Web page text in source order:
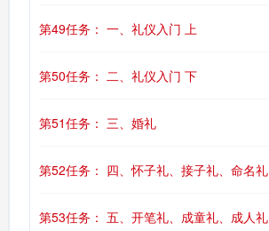
第49任务： 一、礼仪入门 上
第50任务： 二、礼仪入门 下
第51任务： 三、婚礼
第52任务： 四、怀子礼、接子礼、命名礼
第53任务： 五、开笔礼、成童礼、成人礼